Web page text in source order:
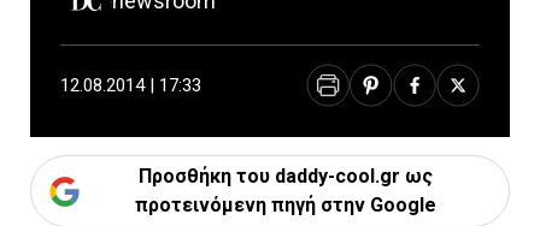
12.08.2014 | 17:33
Προσθήκη του daddy-cool.gr ως
προτεινόμενη πηγή στην Google